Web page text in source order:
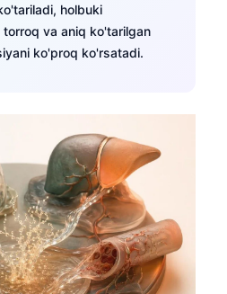
holbuki
torroq va aniq ko'tarilgan
ko'proq ko'rsatadi.